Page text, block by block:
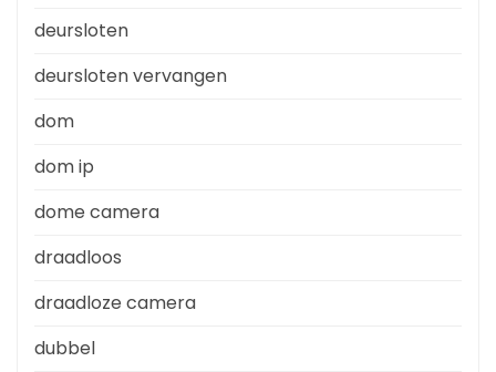
deursloten
deursloten vervangen
dom
dom ip
dome camera
draadloos
draadloze camera
dubbel